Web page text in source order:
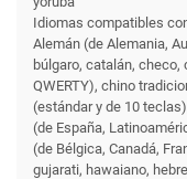
Idiomas compatibles
Alemán (de Alemania,
búlgaro, catalán,
QWERTY), chino
(estándar y de 10
(de España,
(de Bélgica, Canadá,
gujarati, hawaiano,